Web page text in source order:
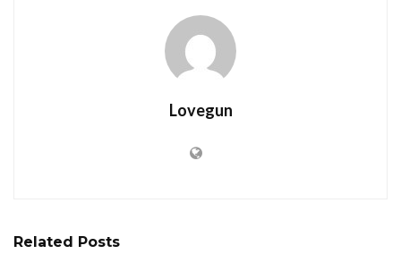
Lovegun
Related Posts